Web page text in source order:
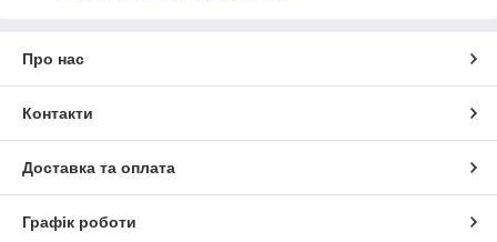
Про нас
Контакти
Доставка та оплата
Графік роботи